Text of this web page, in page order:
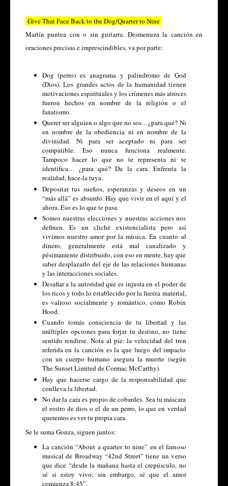
Give That Face Back to the Dog/Quarter to Nine
Martín puntea con o sin guitarra. Desmenuza la canción en
oraciones precisas e imprescindibles, va por parte:
Dog (perro) es anagrama y palíndromo de God
(Dios). Los grandes actos de la humanidad tienen
motivaciones espirituales y los crímenes más atroces
fueron hechos en nombre de la religión o el
fanatismo.
Querer ser alguien o algo que no sos…¿para qué? Ni
en nombre de la obediencia ni en nombre de la
divinidad. Ni para ser aceptado ni para ser
compatible. Eso nunca funciona realmente.
Tampoco hacer lo que no te representa ni te
identifica… ¿para qué? Da la cara. Enfrenta la
realidad, hace-la tuya.
Depositar tus sueños, esperanzas y deseos en un
“más allá” es absurdo. Hay que vivir en el aquí y el
ahora. Eso es lo que te pasa.
Somos nuestras elecciones y nuestras acciones nos
definen. Es un cliché existencialista pero así
vivimos nuestro amor por la música. En cuanto al
dinero, generalmente está mal canalizado y
pésimamente distribuido, con eso en mente, hay que
saber desplazarlo del eje de las relaciones humanas
y las interacciones sociales.
Desafiar a la autoridad que es injusta en el poder de
los ricos y todo lo establecido por la fuerza material,
es valioso socialmente y romántico, como Robin
Hood.
Cuando tomás consciencia de tu libertad y las
múltiples opciones para forjar tu destino, no tiene
sentido rendirse. Nota al pie: la velocidad del tren
referida en la canción es la que luego del impacto
con un cuerpo humano asegura la muerte (según
The Sunset Limited de Cormac McCarthy).
Hay que hacerse cargo de la responsabilidad que
conlleva la libertad.
No dar la cara es propio de cobardes. Sea tu máscara
el rostro de dios o el de un perro, lo que en verdad
queremos es ver tu propia cara.
Se le suma Gonza, siguen juntos:
La canción “About a quarter to nine” en el famoso
musical de Broadway “42nd Street” tiene un verso
que dice “desde la mañana hasta el crepúsculo, no
sé si estoy vivo; sin embargo, sé que el amor
comienza 8:45”.